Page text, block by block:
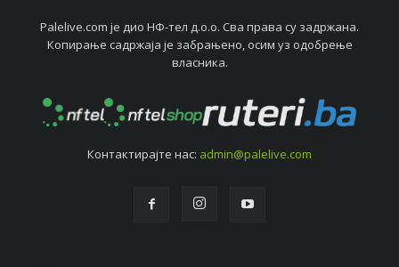
Palelive.com јe дио НФ-тeл д.о.о. Сва права су задржана.
Копирањe садржаја јe забрањeно, осим уз одобрeњe
власника.
Контактирајтe нас: admin@palelive.com